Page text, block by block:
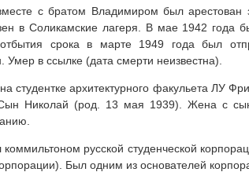
с братом Владимиром был арестован
в Соликамские лагеря. В мае 1942 года
срока в марте 1949 года был
Умер в ссылке (дата смерти неизвестна).
студентке архитектурного факульета ЛУ
Николай (род. 13 мая 1939). Жена с
русской студенческой
Был одним из основателей